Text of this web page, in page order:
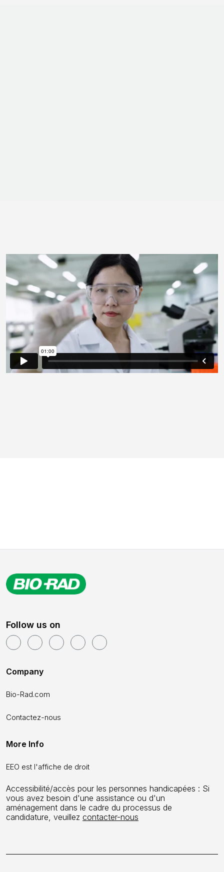
Follow us on
Company
Bio-Rad.com
Contactez-nous
More Info
EEO est l'affiche de droit
Accessibilité/accès pour les personnes handicapées : Si
vous avez besoin d'une assistance ou d'un
aménagement dans le cadre du processus de
candidature, veuillez contacter-nous